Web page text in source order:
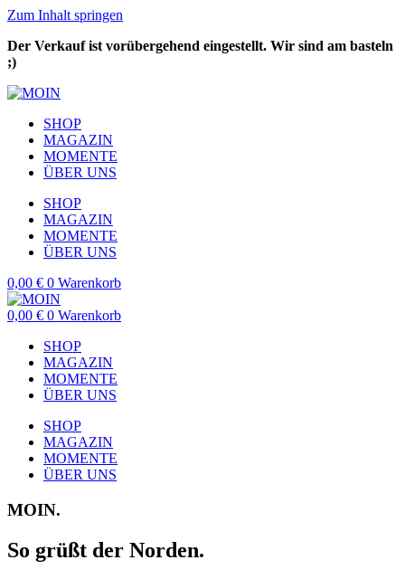
Zum Inhalt springen
Der Verkauf ist vorübergehend eingestellt. Wir sind am basteln
;)
SHOP
MAGAZIN
MOMENTE
ÜBER UNS
SHOP
MAGAZIN
MOMENTE
ÜBER UNS
0,00 € 0 Warenkorb
0,00 € 0 Warenkorb
SHOP
MAGAZIN
MOMENTE
ÜBER UNS
SHOP
MAGAZIN
MOMENTE
ÜBER UNS
MOIN.
So grüßt der Norden.